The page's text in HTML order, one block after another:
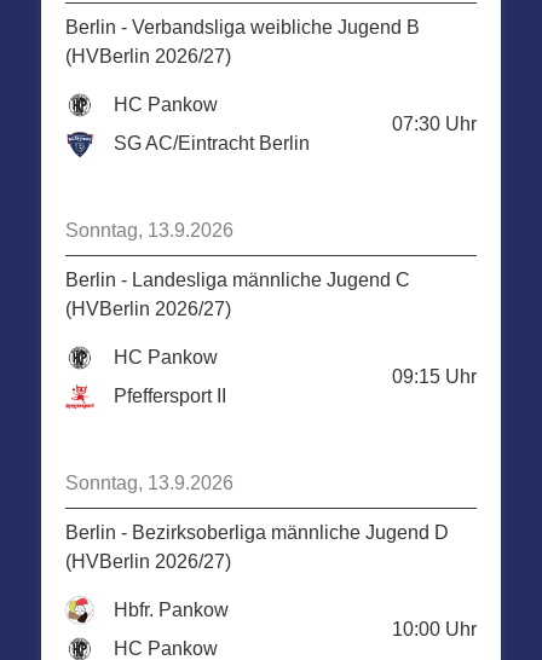
Berlin - Verbandsliga weibliche Jugend B
(HVBerlin 2026/27)
HC Pankow
SG AC/Eintracht Berlin
07:30 Uhr
Sonntag, 13.9.2026
Berlin - Landesliga männliche Jugend C
(HVBerlin 2026/27)
HC Pankow
Pfeffersport II
09:15 Uhr
Sonntag, 13.9.2026
Berlin - Bezirksoberliga männliche Jugend D
(HVBerlin 2026/27)
Hbfr. Pankow
HC Pankow
10:00 Uhr